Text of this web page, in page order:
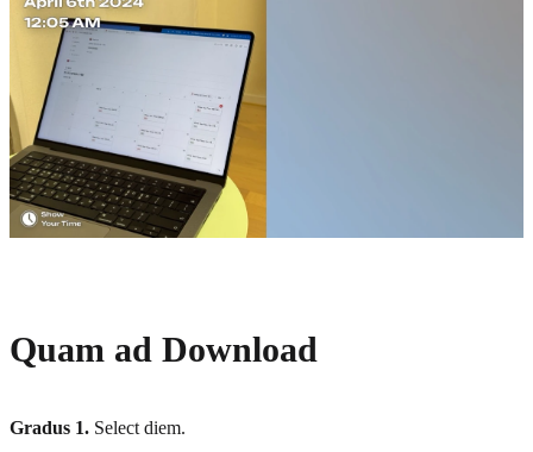
Quam ad Download
Gradus 1. Select diem.